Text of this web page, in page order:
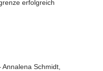
erfolgreich
Schmidt,